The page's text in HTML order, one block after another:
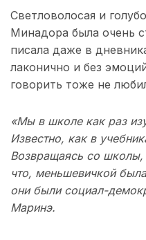
Светловолосая и
Минадора была очень
писала даже в
лаконично и без
говорить тоже не
«Мы в школе как раз
Известно, как в
Возвращаясь со
что, меньшевичкой
они были социал-
Маринэ.